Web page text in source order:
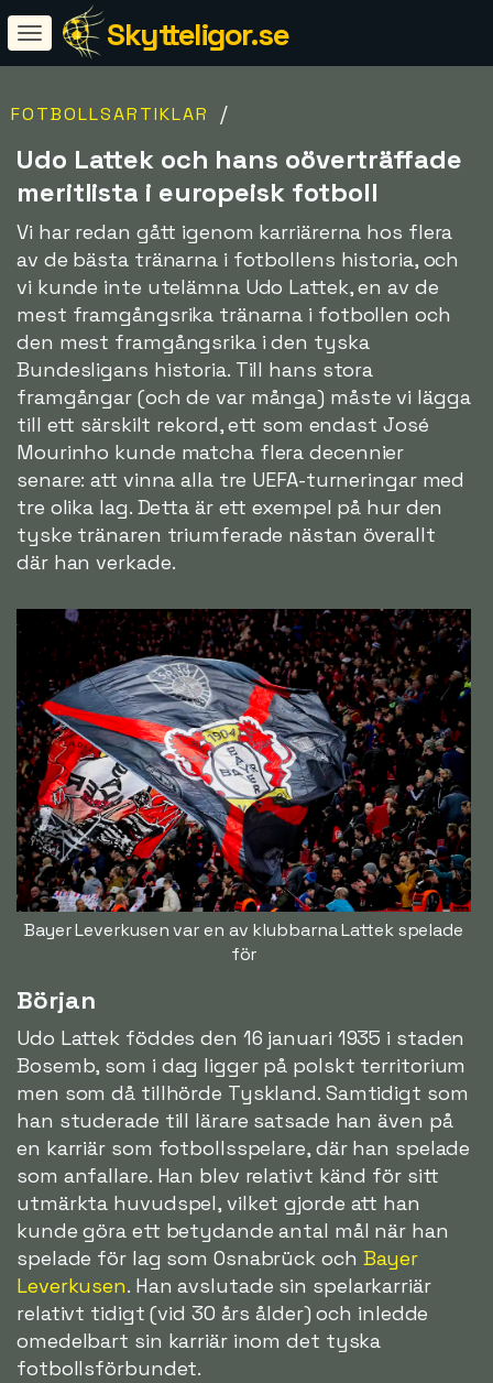
Skytteligor.se
FOTBOLLSARTIKLAR /
Udo Lattek och hans oöverträffade
meritlista i europeisk fotboll
Vi har redan gått igenom karriärerna hos flera
av de bästa tränarna i fotbollens historia, och
vi kunde inte utelämna Udo Lattek, en av de
mest framgångsrika tränarna i fotbollen och
den mest framgångsrika i den tyska
Bundesligans historia. Till hans stora
framgångar (och de var många) måste vi lägga
till ett särskilt rekord, ett som endast José
Mourinho kunde matcha flera decennier
senare: att vinna alla tre UEFA-turneringar med
tre olika lag. Detta är ett exempel på hur den
tyske tränaren triumferade nästan överallt
där han verkade.
Bayer Leverkusen var en av klubbarna Lattek spelade
för
Början
Udo Lattek föddes den 16 januari 1935 i staden
Bosemb, som i dag ligger på polskt territorium
men som då tillhörde Tyskland. Samtidigt som
han studerade till lärare satsade han även på
en karriär som fotbollsspelare, där han spelade
som anfallare. Han blev relativt känd för sitt
utmärkta huvudspel, vilket gjorde att han
kunde göra ett betydande antal mål när han
spelade för lag som Osnabrück och Bayer
Leverkusen. Han avslutade sin spelarkarriär
relativt tidigt (vid 30 års ålder) och inledde
omedelbart sin karriär inom det tyska
fotbollsförbundet.